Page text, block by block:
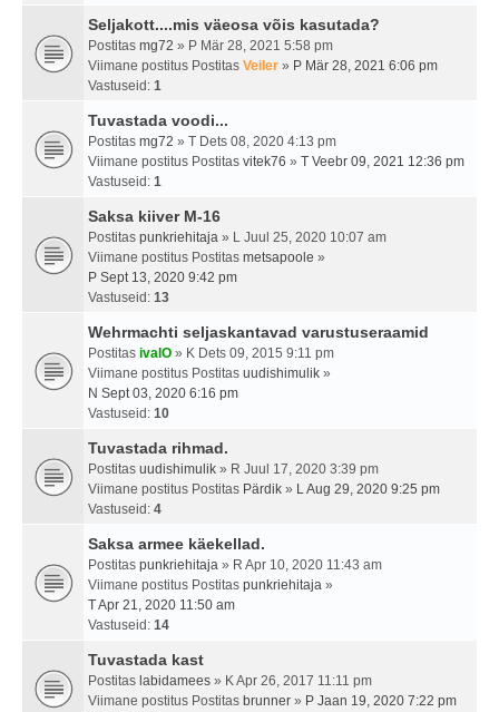
Seljakott....mis väeosa võis kasutada?
Postitas mg72 » P Mär 28, 2021 5:58 pm
Viimane postitus Postitas Veiler » P Mär 28, 2021 6:06 pm
Vastuseid: 1
Tuvastada voodi...
Postitas mg72 » T Dets 08, 2020 4:13 pm
Viimane postitus Postitas vitek76 » T Veebr 09, 2021 12:36 pm
Vastuseid: 1
Saksa kiiver M-16
Postitas punkriehitaja » L Juul 25, 2020 10:07 am
Viimane postitus Postitas metsapoole »
P Sept 13, 2020 9:42 pm
Vastuseid: 13
Wehrmachti seljaskantavad varustuseraamid
Postitas ivalO » K Dets 09, 2015 9:11 pm
Viimane postitus Postitas uudishimulik »
N Sept 03, 2020 6:16 pm
Vastuseid: 10
Tuvastada rihmad.
Postitas uudishimulik » R Juul 17, 2020 3:39 pm
Viimane postitus Postitas Pärdik » L Aug 29, 2020 9:25 pm
Vastuseid: 4
Saksa armee käekellad.
Postitas punkriehitaja » R Apr 10, 2020 11:43 am
Viimane postitus Postitas punkriehitaja »
T Apr 21, 2020 11:50 am
Vastuseid: 14
Tuvastada kast
Postitas labidamees » K Apr 26, 2017 11:11 pm
Viimane postitus Postitas brunner » P Jaan 19, 2020 7:22 pm